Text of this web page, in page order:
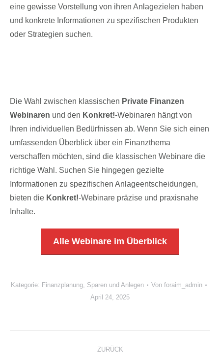
eine gewisse Vorstellung von ihren Anlagezielen haben
und konkrete Informationen zu spezifischen Produkten
oder Strategien suchen.
Die Wahl zwischen klassischen Private Finanzen
Webinaren und den Konkret!-Webinaren hängt von
Ihren individuellen Bedürfnissen ab. Wenn Sie sich einen
umfassenden Überblick über ein Finanzthema
verschaffen möchten, sind die klassischen Webinare die
richtige Wahl. Suchen Sie hingegen gezielte
Informationen zu spezifischen Anlageentscheidungen,
bieten die Konkret!-Webinare präzise und praxisnahe
Inhalte.
Alle Webinare im Überblick
Kategorie: Finanzplanung, Sparen und Anlegen Von foraim_admin
April 24, 2025
ZURÜCK